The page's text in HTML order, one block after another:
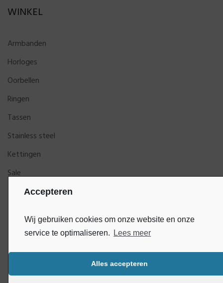
Accepteren
Wij gebruiken cookies om onze website en onze
service te optimaliseren.
Lees meer
Alles accepteren
WINKEL
Armbanden
Horloges
Oorbellen
Ringen
Tassen
Stainless steel
Kettingen
Sale